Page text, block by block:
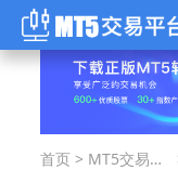
首页 > MT5交易指